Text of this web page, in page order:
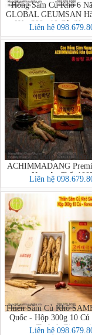
Hồng Sâm Củ Khô 6
GLOBAL GEUMSAN
Hộp 300g 10 Củ
Ginseng)
Liên hệ
Cao Hồng Sâm Hàn
ACHIMMADANG
Nguyên Chất
Liên hệ
Thiên Sâm Củ Khô
Quốc - Hộp 300g 10 Củ
Taekuk Ginseng)
Liên hệ